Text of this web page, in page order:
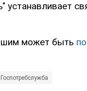
устанавливает
может быть
Госпотребслужба